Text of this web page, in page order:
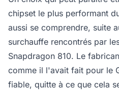
chipset le plus performant
aussi se comprendre, suite
surchauffe rencontrés par
Snapdragon 810. Le
comme il l'avait fait pour le
fiable, quitte à ce que cela